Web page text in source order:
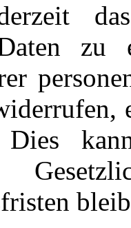
Daten
Dies